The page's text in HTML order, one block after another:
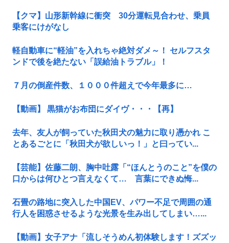
【クマ】山形新幹線に衝突 30分運転見合わせ、乗員
乗客にけがなし
軽自動車に“軽油”を入れちゃ絶対ダメ～！ セルフスタ
ンドで後を絶たない「誤給油トラブル」！
７月の倒産件数、１０００件超えで今年最多に…
【動画】 黒猫がお布団にダイヴ・・・【再】
去年、友人が飼っていた秋田犬の魅力に取り憑かれ こ
とあるごとに「秋田犬が欲しいっ！」と曰ってい...
【芸能】佐藤二朗、胸中吐露「“ほんとうのこと”を僕の
口からは何ひとつ言えなくて… 言葉にできぬ悔...
石畳の路地に突入した中国EV、パワー不足で周囲の通
行人を困惑させるような光景を生み出してしまい…...
【動画】女子アナ「流しそうめん初体験します！ズズッ